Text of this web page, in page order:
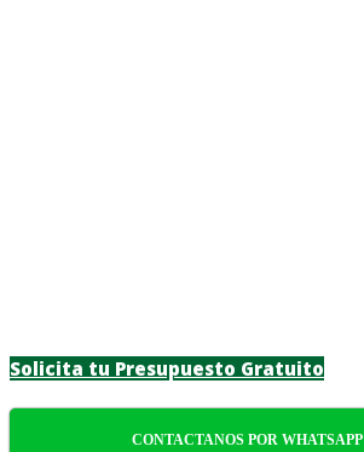
Solicita tu Presupuesto Gratuito
CONTACTANOS POR WHATSAPP